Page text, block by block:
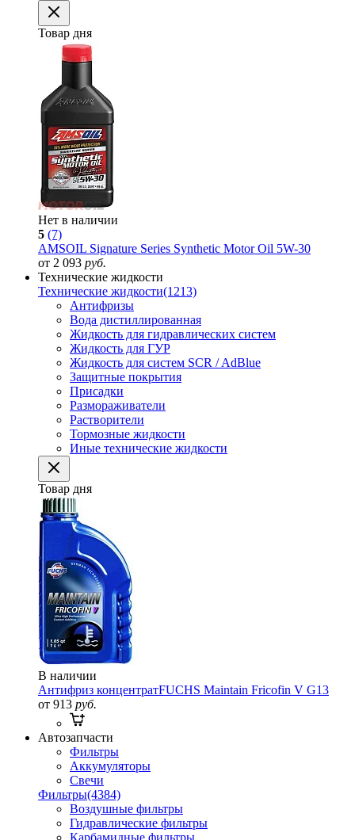
Товар дня
Нет в наличии
5 (7)
AMSOIL Signature Series Synthetic Motor Oil 5W-30
от 2 093 руб.
Технические жидкости
Технические жидкости(1213)
Антифризы
Вода дистиллированная
Жидкость для гидравлических систем
Жидкость для ГУР
Жидкость для систем SCR / AdBlue
Защитные покрытия
Присадки
Размораживатели
Растворители
Тормозные жидкости
Иные технические жидкости
Товар дня
В наличии
Антифриз концентратFUCHS Maintain Fricofin V G13
от 913 руб.
Автозапчасти
Фильтры
Аккумуляторы
Свечи
Фильтры(4384)
Воздушные фильтры
Гидравлические фильтры
Карбамидные фильтры